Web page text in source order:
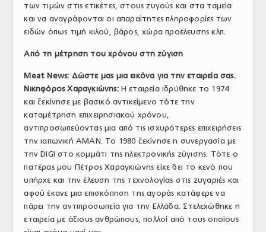
των τιμών στις ετικέτες, στους ζυγούς και στα ταμεία
και να αναγράφονται οι απαραίτητες πληροφορίες των
ειδών όπως τιμή κιλού, βάρος, χώρα προέλευσης κλπ.
Από τη μέτρηση του χρόνου στη ζύγιση
Meat News: Δώστε μας μια εικόνα για την εταιρεία σας.
Νικηφόρος Χαραγκιώνης:Η εταιρεία ιδρύθηκε το 1974
και ξεκίνησε με βασικό αντικείμενο τότε την
καταμέτρηση επιχειρησιακού χρόνου,
αντιπροσωπεύοντας μια από τις ισχυρότερες επιχειρήσεις
την ιαπωνική AMAN. Το 1980 ξεκίνησε η συνεργασία με
την DIGI στο κομμάτι της ηλεκτρονικής ζύγισης. Τότε ο
πατέρας μου Πέτρος Χαραγκιώνης είχε δει το κενό που
υπήρχε και την έλευση της τεχνολογίας στις ζυγαριές και
αφού έκανε μια επισκόπηση της αγοράς κατάφερε να
πάρει την αντιπροσωπεία για την Ελλάδα. Στελεχώθηκε η
εταιρεία με άξιους ανθρώπους, πολλοί από τους οποίους